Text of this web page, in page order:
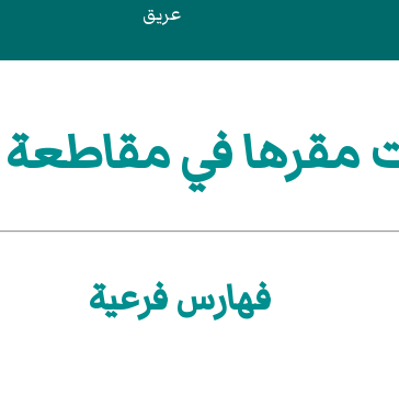
عريق
في مقاطعة
فهارس فرعية